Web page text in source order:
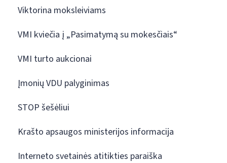
Viktorina moksleiviams
VMI kviečia į „Pasimatymą su mokesčiais“
VMI turto aukcionai
Įmonių VDU palyginimas
STOP šešėliui
Krašto apsaugos ministerijos informacija
Interneto svetainės atitikties paraiška